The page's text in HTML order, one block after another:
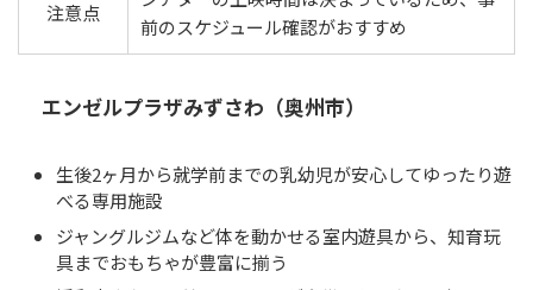
注意点
前のスケジュール確認がおすすめ
エンゼルプラザみずさわ（奥州市）
生後2ヶ月から就学前までの乳幼児が安心してゆったり遊
べる専用施設
ジャングルジムなど体を動かせる室内遊具から、知育玩
具までおもちゃが豊富に揃う